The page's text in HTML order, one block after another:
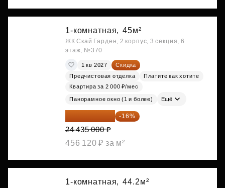
1-комнатная, 45м²
ЖК Скай Гарден, 2 корпус, 3 секция, 6
этаж, №370
1 кв 2027
Скидка
Предчистовая отделка
Платите как хотите
Квартира за 2 000 ₽/мес
Панорамное окно (1 и более) Ещё
20 525 400 ₽ -16%
24 435 000 ₽
456 120 ₽ за м²
1-комнатная, 44.2м²